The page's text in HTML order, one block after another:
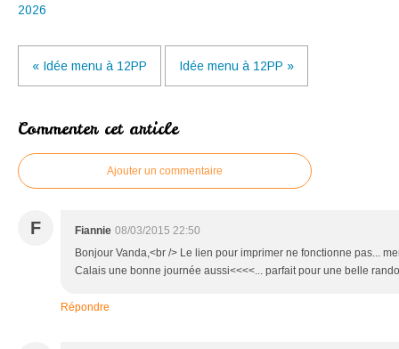
2026
« Idée menu à 12PP Idée menu à 12PP »
Commenter cet article
Ajouter un commentaire
F Fiannie 08/03/2015 22:50
Bonjour Vanda,<br /> Le lien pour imprimer ne fonctionne pas...
Calais une bonne journée aussi<<<<... parfait pour une belle
Répondre